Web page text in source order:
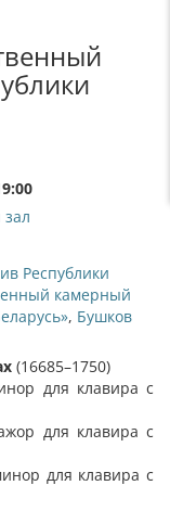
Республики
камерный
, Бушков
(16685–1750)
для клавира с
для клавира с
для клавира с